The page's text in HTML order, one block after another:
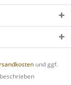
und ggf.